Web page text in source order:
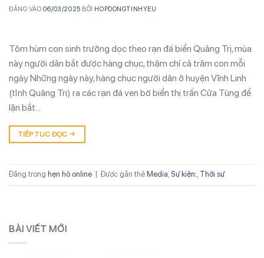
ĐĂNG VÀO06/03/2025 BỞI HOPDONGTINHYEU
Tôm hùm con sinh trưởng dọc theo rạn đá biển Quảng Trị, mùa
này người dân bắt được hàng chục, thậm chí cả trăm con mỗi
ngày Những ngày này, hàng chục người dân ở huyện Vĩnh Linh
(tỉnh Quảng Trị) ra các rạn đá ven bờ biển thị trấn Cửa Tùng để
lặn bắt…
TIẾP TỤC ĐỌC →
Đăng trong hẹn hò online Được gắn thẻ Media Sự kiện: Thời sự
BÀI VIẾT MỚI